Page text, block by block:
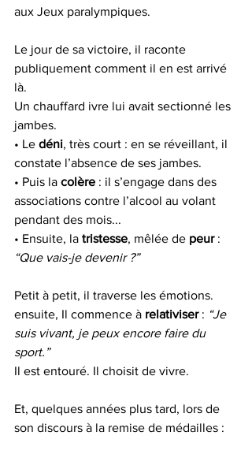
aux Jeux paralympiques.
Le jour de sa victoire, il raconte
publiquement comment il en est arrivé
là.
Un chauffard ivre lui avait sectionné les
jambes.
• Le déni, très court : en se réveillant, il
constate l’absence de ses jambes.
• Puis la colère : il s’engage dans des
associations contre l’alcool au volant
pendant des mois...
• Ensuite, la tristesse, mêlée de peur :
“Que vais-je devenir ?”
Petit à petit, il traverse les émotions.
ensuite, Il commence à relativiser : “Je
suis vivant, je peux encore faire du
sport.”
Il est entouré. Il choisit de vivre.
Et, quelques années plus tard, lors de
son discours à la remise de médailles :